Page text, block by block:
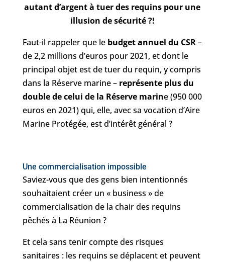
autant d’argent à tuer des requins pour une
illusion de sécurité ?!
Faut-il rappeler que le budget annuel du CSR–
de 2,2 millions d’euros pour 2021, et dont le
principal objet est de tuer du requin, y compris
dans la Réserve marine – représente plus du
double de celui de la Réserve marine (950 000
euros en 2021) qui, elle, avec sa vocation d’Aire
Marine Protégée, est d’intérêt général ?
Une commercialisation impossible
Saviez-vous que des gens bien intentionnés
souhaitaient créer un « business » de
commercialisation de la chair des requins
pêchés à La Réunion ?
Et cela sans tenir compte des risques
sanitaires : les requins se déplacent et peuvent